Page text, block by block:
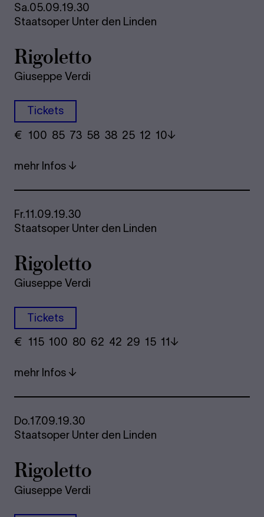
Sa.05.09.19.30
Staatsoper Unter den Linden
Rigoletto
Giuseppe Verdi
Tickets
€ ​ 100 85 73​ 58 38 25​ 12 10
mehr Infos
Fr.11.09.19.30
Staatsoper Unter den Linden
Rigoletto
Giuseppe Verdi
Tickets
€ ​ 115 100 80​ 62 42 29​ 15 11
mehr Infos
Do.17.09.19.30
Staatsoper Unter den Linden
Rigoletto
Giuseppe Verdi